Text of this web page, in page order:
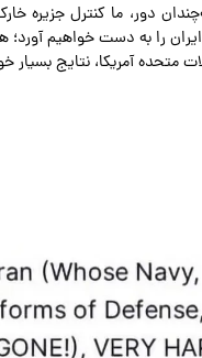
دور، ما کنترل
را به دست خواهیم آورد؛
متحده آمریکا، نتایج